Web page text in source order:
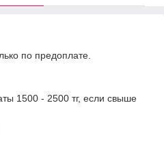
по предоплате.
1500 - 2500 тг, если свыше